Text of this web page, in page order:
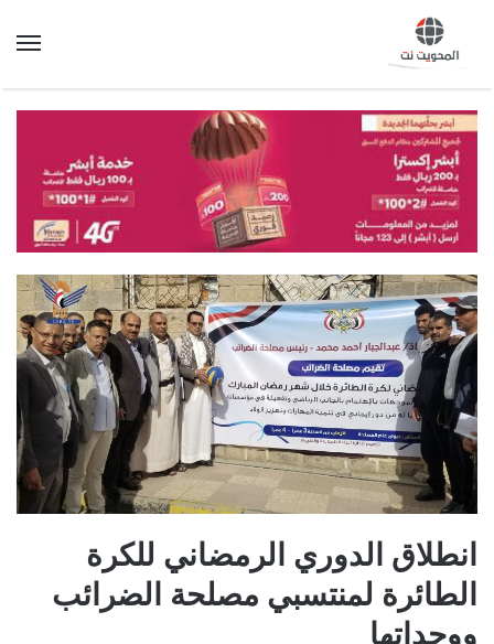
انطلاق الدوري الرمضاني للكرة
الطائرة لمنتسبي مصلحة الضرائب
ووحداتها